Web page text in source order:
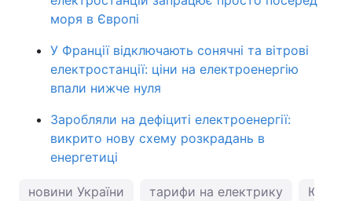
моря в Європі
У Франції відключають сонячні та вітрові
електростанції: ціни на електроенергію
впали нижче нуля
Заробляли на дефіциті електроенергії:
викрито нову схему розкрадань в
енергетиці
новини України тарифи на електрику Юлія